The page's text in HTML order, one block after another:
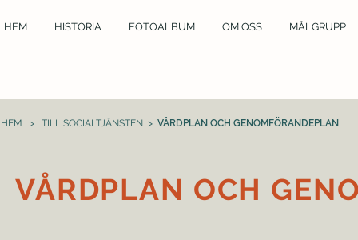
HEM HISTORIA FOTOALBUM OM OSS MÅLGRUPP
HEM > TILL SOCIALTJÄNSTEN > VÅRDPLAN OCH GENOMFÖRANDEPLAN
VÅRDPLAN OCH